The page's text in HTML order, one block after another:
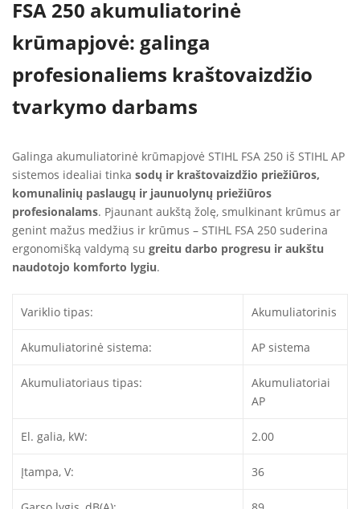
FSA 250 akumuliatorinė
krūmapjovė: galinga
profesionaliems kraštovaizdžio
tvarkymo darbams
Galinga akumuliatorinė krūmapjovė STIHL FSA 250 iš STIHL AP
sistemos idealiai tinka sodų ir kraštovaizdžio priežiūros,
komunalinių paslaugų ir jaunuolynų priežiūros
profesionalams. Pjaunant aukštą žolę, smulkinant krūmus ar
genint mažus medžius ir krūmus – STIHL FSA 250 suderina
ergonomišką valdymą su greitu darbo progresu ir aukštu
naudotojo komforto lygiu.
Variklio tipas: Akumuliatorinis
Akumuliatorinė sistema: AP sistema
Akumuliatoriaus tipas:
Akumuliatoriai
AP
El. galia, kW: 2.00
Įtampa, V: 36